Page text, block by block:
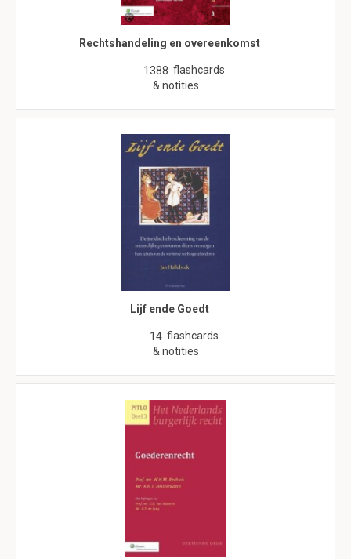
Rechtshandeling en overeenkomst
1388 flashcards
& notities
Lijf ende Goedt
14 flashcards
& notities